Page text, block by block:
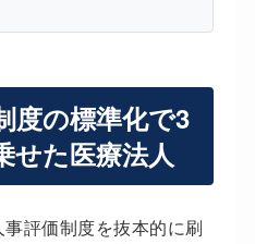
度の標準化で3
せた医療法人
評価制度を抜本的に刷